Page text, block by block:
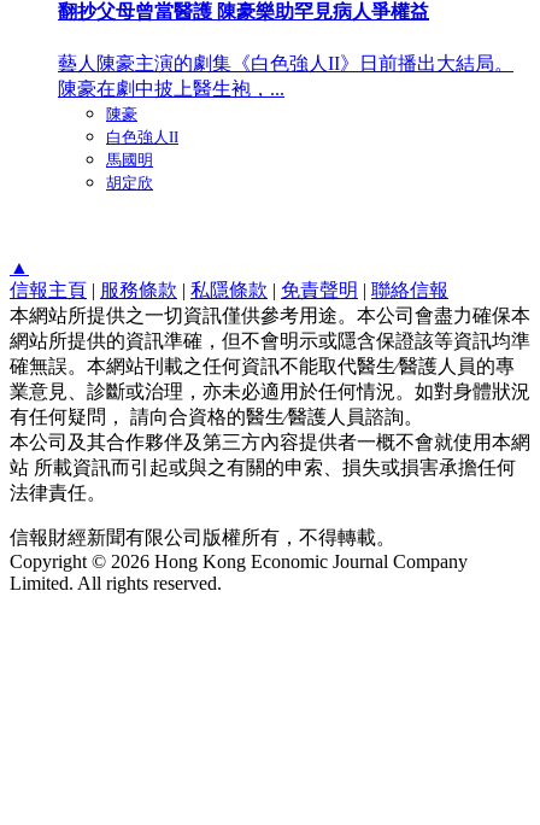
翻抄父母曾當醫護 陳豪樂助罕見病人爭權益
藝人陳豪主演的劇集《白色強人II》日前播出大結局。
陳豪在劇中披上醫生袍，...
陳豪
白色強人II
馬國明
胡定欣
▲
信報主頁 | 服務條款 | 私隱條款 | 免責聲明 | 聯絡信報
本網站所提供之一切資訊僅供參考用途。本公司會盡力確保本
網站所提供的資訊準確，但不會明示或隱含保證該等資訊均準
確無誤。本網站刊載之任何資訊不能取代醫生∕醫護人員的專
業意見、診斷或治理，亦未必適用於任何情況。如對身體狀況
有任何疑問， 請向合資格的醫生∕醫護人員諮詢。
本公司及其合作夥伴及第三方內容提供者一概不會就使用本網
站 所載資訊而引起或與之有關的申索、損失或損害承擔任何
法律責任。
信報財經新聞有限公司版權所有，不得轉載。
Copyright © 2026 Hong Kong Economic Journal Company
Limited. All rights reserved.